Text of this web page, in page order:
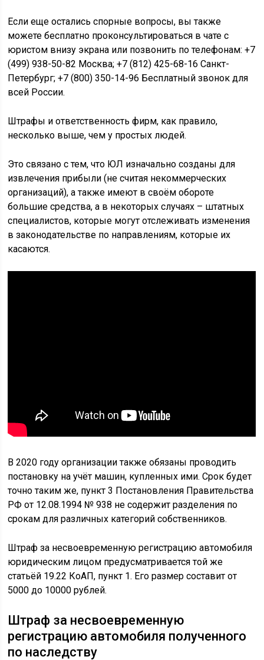
Если еще остались спорные вопросы, вы также
можете бесплатно проконсультироваться в чате с
юристом внизу экрана или позвонить по телефонам: +7
(499) 938-50-82 Москва; +7 (812) 425-68-16 Санкт-
Петербург; +7 (800) 350-14-96 Бесплатный звонок для
всей России.
Штрафы и ответственность фирм, как правило,
несколько выше, чем у простых людей.
Это связано с тем, что ЮЛ изначально созданы для
извлечения прибыли (не считая некоммерческих
организаций), а также имеют в своём обороте
большие средства, а в некоторых случаях – штатных
специалистов, которые могут отслеживать изменения
в законодательстве по направлениям, которые их
касаются.
В 2020 году организации также обязаны проводить
постановку на учёт машин, купленных ими. Срок будет
точно таким же, пункт 3 Постановления Правительства
РФ от 12.08.1994 № 938 не содержит разделения по
срокам для различных категорий собственников.
Штраф за несвоевременную регистрацию автомобиля
юридическим лицом предусматривается той же
статьёй 19.22 КоАП, пункт 1. Его размер составит от
5000 до 10000 рублей.
Штраф за несвоевременную
регистрацию автомобиля полученного
по наследству